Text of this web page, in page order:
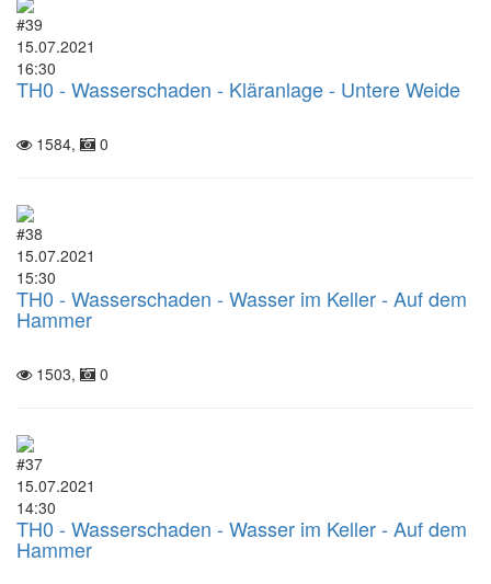
#39
15.07.2021
16:30
TH0 - Wasserschaden - Kläranlage - Untere Weide
1584, 0
#38
15.07.2021
15:30
TH0 - Wasserschaden - Wasser im Keller - Auf dem
Hammer
1503, 0
#37
15.07.2021
14:30
TH0 - Wasserschaden - Wasser im Keller - Auf dem
Hammer